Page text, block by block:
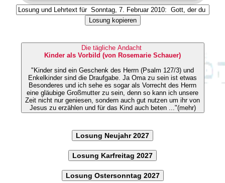
Losung kopieren
Die tägliche Andacht
Kinder als Vorbild (von Rosemarie Schauer)
"Kinder sind ein Geschenk des Herrn (Psalm 127/3) und
Enkelkinder sind die Draufgabe. Ja Oma zu sein ist etwas
Besonderes und ich sehe es sogar als Vorrecht des Herrn
eine gläubige Großmutter zu sein, denn so kann ich unsere
Zeit nicht nur geniesen, sondern auch gut nutzen um ihr von
Jesus zu erzählen und für das Kind auch beten ..."(mehr)
Losung Neujahr 2027
Losung Karfreitag 2027
Losung Ostersonntag 2027